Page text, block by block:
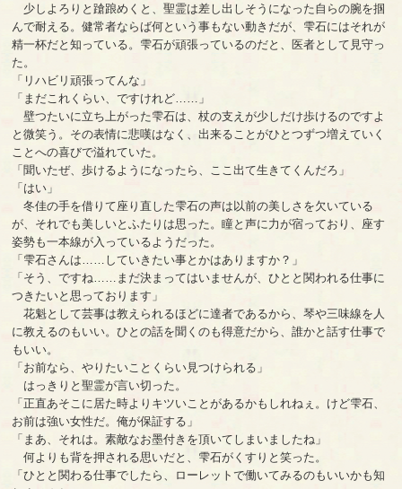
少しよろりと蹌踉めくと、聖霊は差し出しそうになった自らの腕を掴
んで耐える。健常者ならば何という事もない動きだが、雫石にはそれが
精一杯だと知っている。雫石が頑張っているのだと、医者として見守っ
た。
「リハビリ頑張ってんな」
「まだこれくらい、ですけれど……」
壁つたいに立ち上がった雫石は、杖の支えが少しだけ歩けるのですよ
と微笑う。その表情に悲嘆はなく、出来ることがひとつずつ増えていく
ことへの喜びで溢れていた。
「聞いたぜ、歩けるようになったら、ここ出て生きてくんだろ」
「はい」
冬佳の手を借りて座り直した雫石の声は以前の美しさを欠いている
が、それでも美しいとふたりは思った。瞳と声に力が宿っており、座す
姿勢も一本線が入っているようだった。
「雫石さんは……していきたい事とかはありますか？」
「そう、ですね……まだ決まってはいませんが、ひとと関われる仕事に
つきたいと思っております」
花魁として芸事は教えられるほどに達者であるから、琴や三味線を人
に教えるのもいい。ひとの話を聞くのも得意だから、誰かと話す仕事で
もいい。
「お前なら、やりたいことくらい見つけられる」
はっきりと聖霊が言い切った。
「正直あそこに居た時よりキツいことがあるかもしれねぇ。けど雫石、
お前は強い女性だ。俺が保証する」
「まあ、それは。素敵なお墨付きを頂いてしまいましたね」
何よりも背を押される思いだと、雫石がくすりと笑った。
「ひとと関わる仕事でしたら、ローレットで働いてみるのもいいかも知